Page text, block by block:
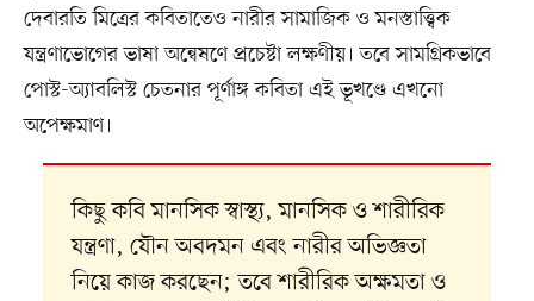
দেবারতি মিত্রের কবিতাতেও নারীর সামাজিক ও মনস্তাত্ত্বিক
যন্ত্রণাভোগের ভাষা অন্বেষণে প্রচেষ্টা লক্ষণীয়। তবে সামগ্রিকভাবে
পোস্ট-অ্যাবলিস্ট চেতনার পূর্ণাঙ্গ কবিতা এই ভূখণ্ডে এখনো
অপেক্ষমাণ।
কিছু কবি মানসিক স্বাস্থ্য, মানসিক ও শারীরিক
যন্ত্রণা, যৌন অবদমন এবং নারীর অভিজ্ঞতা
নিয়ে কাজ করছেন; তবে শারীরিক অক্ষমতা ও